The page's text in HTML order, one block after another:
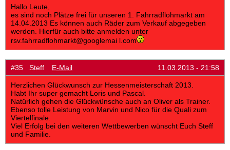
Hallo Leute,
es sind noch Plätze frei für unseren 1. Fahrradflohmarkt am
14.04.2013 Es können auch Räder zum Verkauf abgegeben
werden. Hierfür auch bitte anmelden unter
rsv.fahrradflohmarkt@googlemai l.com
#35 Steff E-Mail 11.03.2013 - 21:58
Herzlichen Glückwunsch zur Hessenmeisterschaft 2013.
Habt Ihr super gemacht Loris und Pascal.
Natürlich gehen die Glückwünsche auch an Oliver als Trainer.
Ebenso tolle Leistung von Marvin und Nico für die Quali zum
Viertelfinale.
Viel Erfolg bei den weiteren Wettbewerben wünscht Euch Steff
und Familie.